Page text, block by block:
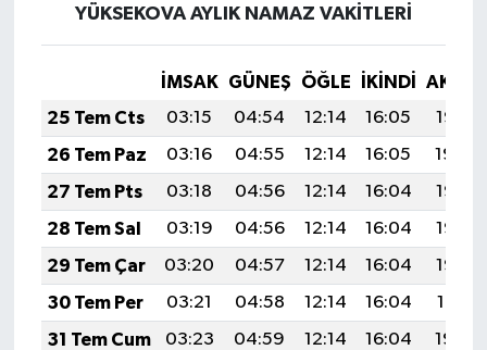
YÜKSEKOVA AYLIK NAMAZ VAKITLERI
İMSAK GÜNEŞ ÖĞLE İKINDI
25 Tem Cts
03:15 04:54 12:14 16:05
19:25
26 Tem Paz
03:16 04:55 12:14 16:05
19:24
27 Tem Pts
03:18 04:56 12:14 16:04
19:23
28 Tem Sal
03:19 04:56 12:14 16:04
19:23
29 Tem Çar
03:20 04:57 12:14 16:04
19:22
30 Tem Per
03:21 04:58 12:14 16:04
19:21
31 Tem Cum
03:23 04:59 12:14 16:04
19:20
Künye